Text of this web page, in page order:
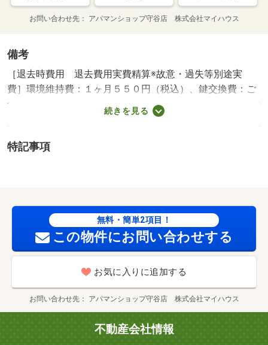
お問い合わせ先 アパマンショップ守谷店 株式会社マイハウス
備考
［退去時費用 退去費用実費精算※故意・過失等別途実
費］環境維持費：１ヶ月５５０円（税込）、鍵交換費：ご
契約時１６５００円（税込）、退去時清掃費：５２２５０
円（税込）、インターネット利用料：有料、更新手数料：
必須 プラザ賃貸保証 家賃等の１００％または１２
ー・短期入居ご相談ください。 ご案内はＴＸ守谷駅から
徒歩約２分！アパマンショップ守谷店へ♪ ／加盟団体名：
（公社）茨城県宅地建物取引業協会 公取協名：（公
社） 首都圏不動産公正取引協議会加盟
続きを見る
特記事項
無料・簡単2項目！
この物件にお問い合わせする
お気に入りに追加する
お問い合わせ先 アパマンショップ守谷店 株式会社マイハウス
不動産会社情報